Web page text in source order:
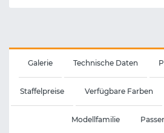
Galerie Technische Daten
Staffelpreise Verfügbare Farben
Modellfamilie